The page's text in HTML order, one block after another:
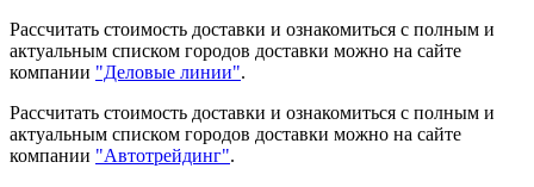
Рассчитать стоимость доставки и ознакомиться с полным и
актуальным списком городов доставки можно на сайте
компании "Деловые линии".
Рассчитать стоимость доставки и ознакомиться с полным и
актуальным списком городов доставки можно на сайте
компании "Автотрейдинг".